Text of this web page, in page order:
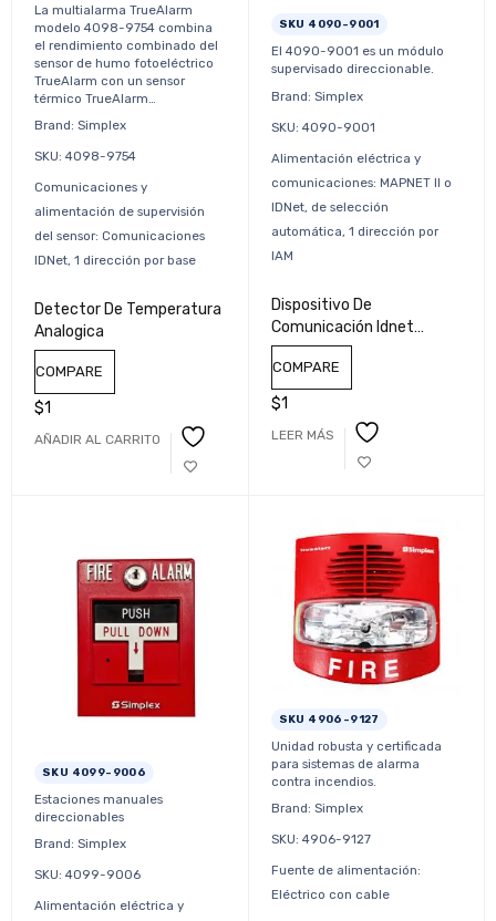
La multialarma TrueAlarm
modelo 4098-9754 combina
el rendimiento combinado del
sensor de humo fotoeléctrico
TrueAlarm con un sensor
térmico TrueAlarm…
Brand: Simplex
SKU: 4098-9754
Comunicaciones y
alimentación de supervisión
del sensor: Comunicaciones
IDNet, 1 dirección por base
Detector De Temperatura
Analogica
COMPARE
$1
AÑADIR AL CARRITO
SKU 4090-9001
El 4090-9001 es un módulo
supervisado direccionable.
Brand: Simplex
SKU: 4090-9001
Alimentación eléctrica y
comunicaciones: MAPNET II o
IDNet, de selección
automática, 1 dirección por
IAM
Dispositivo De
Comunicación Idnet
Modulo Direccionable
Individual 4090-9001
COMPARE
$1
LEER MÁS
SKU 4099-9006
Estaciones manuales
direccionables
Brand: Simplex
SKU: 4099-9006
Alimentación eléctrica y
SKU 4906-9127
Unidad robusta y certificada
para sistemas de alarma
contra incendios.
Brand: Simplex
SKU: 4906-9127
Fuente de alimentación:
Eléctrico con cable